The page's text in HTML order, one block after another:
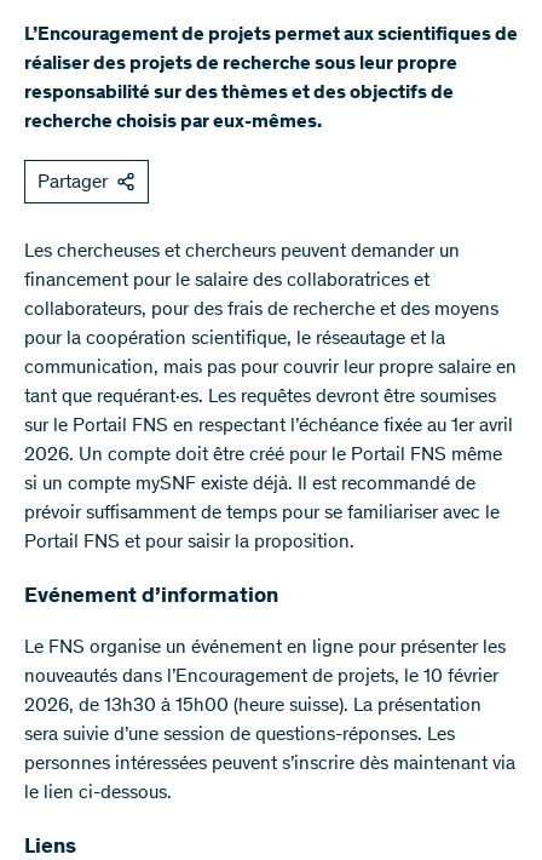
L’Encouragement de projets permet aux scientifiques de
réaliser des projets de recherche sous leur propre
responsabilité sur des thèmes et des objectifs de
recherche choisis par eux-mêmes.
Partager
Les chercheuses et chercheurs peuvent demander un
financement pour le salaire des collaboratrices et
collaborateurs, pour des frais de recherche et des moyens
pour la coopération scientifique, le réseautage et la
communication, mais pas pour couvrir leur propre salaire en
tant que requérant·es. Les requêtes devront être soumises
sur le Portail FNS en respectant l’échéance fixée au 1er avril
2026. Un compte doit être créé pour le Portail FNS même
si un compte mySNF existe déjà. Il est recommandé de
prévoir suffisamment de temps pour se familiariser avec le
Portail FNS et pour saisir la proposition.
Evénement d’information
Le FNS organise un événement en ligne pour présenter les
nouveautés dans l’Encouragement de projets, le 10 février
2026, de 13h30 à 15h00 (heure suisse). La présentation
sera suivie d’une session de questions-réponses. Les
personnes intéressées peuvent s’inscrire dès maintenant via
le lien ci-dessous.
Liens